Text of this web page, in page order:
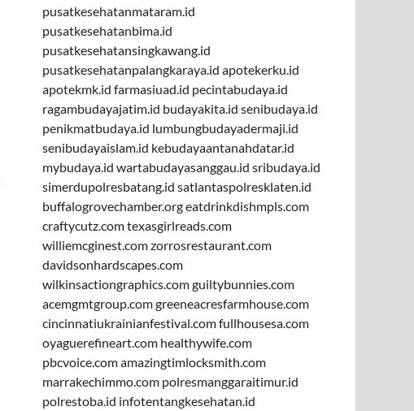
pusatkesehatanmataram.id
pusatkesehatanbima.id
pusatkesehatansingkawang.id
pusatkesehatanpalangkaraya.id apotekerku.id
apotekmk.id farmasiuad.id pecintabudaya.id
ragambudayajatim.id budayakita.id senibudaya.id
penikmatbudaya.id lumbungbudayadermaji.id
senibudayaislam.id kebudayaantanahdatar.id
mybudaya.id wartabudayasanggau.id sribudaya.id
simerdupolresbatang.id satlantaspolresklaten.id
buffalogrovechamber.orgeatdrinkdishmpls.com
craftycutz.comtexasgirlreads.com
williemcginest.comzorrosrestaurant.com
davidsonhardscapes.com
wilkinsactiongraphics.comguiltybunnies.com
acemgmtgroup.comgreeneacresfarmhouse.com
cincinnatiukrainianfestival.comfullhousesa.com
oyaguerefineart.com healthywife.com
pbcvoice.comamazingtimlocksmith.com
marrakechimmo.com polresmanggaraitimur.id
polrestoba.id infotentangkesehatan.id